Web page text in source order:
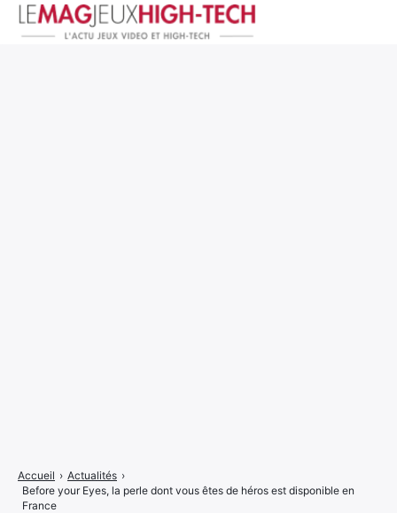
Accueil › Actualités ›
Before your Eyes, la perle dont vous êtes de héros est disponible en
France